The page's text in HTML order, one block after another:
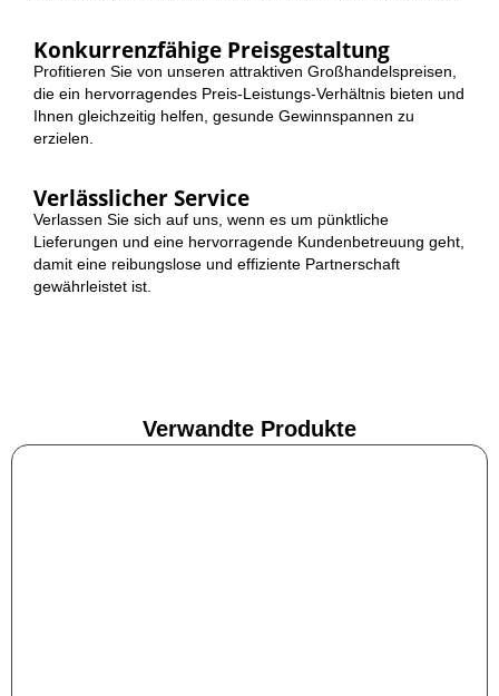
Konkurrenzfähige Preisgestaltung
Profitieren Sie von unseren attraktiven Großhandelspreisen,
die ein hervorragendes Preis-Leistungs-Verhältnis bieten und
Ihnen gleichzeitig helfen, gesunde Gewinnspannen zu
erzielen.
Verlässlicher Service
Verlassen Sie sich auf uns, wenn es um pünktliche
Lieferungen und eine hervorragende Kundenbetreuung geht,
damit eine reibungslose und effiziente Partnerschaft
gewährleistet ist.
Verwandte Produkte